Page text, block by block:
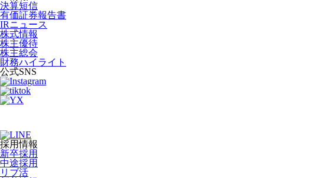
決算短信
有価証券報告書
IRニュース
株式情報
株主優待
株主総会
財務ハイライト
公式SNS
採用情報
新卒採用
中途採用
リブ活